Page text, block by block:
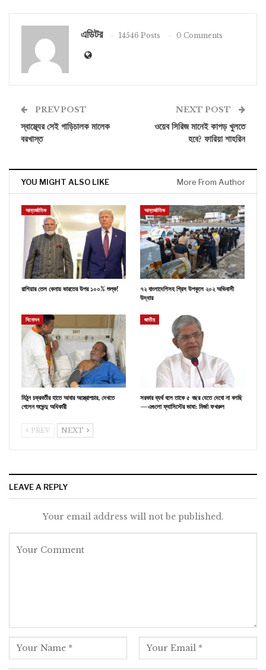
এডিটর 14546 Posts 0 Comments
PREV POST
স্বাস্থ্যের সেই গাড়িচালক মালেক
বরখাস্ত
NEXT POST
ওয়েব সিরিজ মানেই কাপড় খুলতে
হবে? ফারিয়া শাহরিন
YOU MIGHT ALSO LIKE More From Author
আন্তর্জাতিক
রাশিয়ার তেল কেনায় ভারতের উপর ১০০% শুল্ক!
আন্তর্জাতিক
৭২ বাংলাদেশিসহ গ্রিস উপকূলে ২০২ অভিবাসী
উদ্ধার
বিনোদন
মিঠুন চক্রবর্তীর হাতে আবার অস্ত্রোপচার, দেখতে
গেলেন শুভেন্দু অধিকারী
জাতীয়
সরকার ব্যর্থ বলে তাকে ৫ বছর যেতে দেবো না বলছি
—এগুলো ফ্যাসিস্টের ভাষা: মির্জা ফখরুল
PREV NEXT
LEAVE A REPLY
Your email address will not be published.